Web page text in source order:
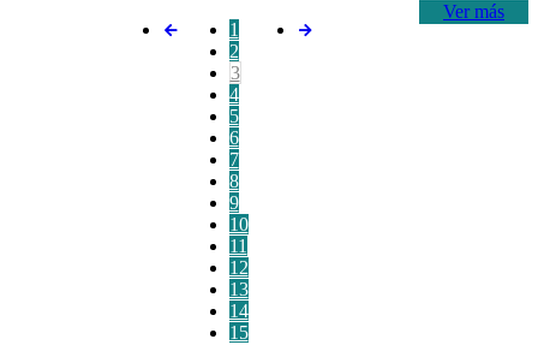
Ver más
1
2
3
4
5
6
7
8
9
10
11
12
13
14
15